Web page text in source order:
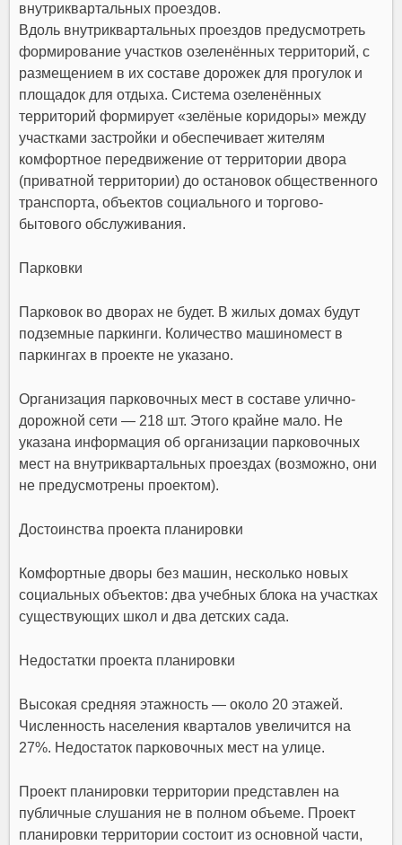
внутриквартальных проездов.
Вдоль внутриквартальных проездов предусмотреть
формирование участков озеленённых территорий, с
размещением в их составе дорожек для прогулок и
площадок для отдыха. Система озеленённых
территорий формирует «зелёные коридоры» между
участками застройки и обеспечивает жителям
комфортное передвижение от территории двора
(приватной территории) до остановок общественного
транспорта, объектов социального и торгово-
бытового обслуживания.
Парковки
Парковок во дворах не будет. В жилых домах будут
подземные паркинги. Количество машиномест в
паркингах в проекте не указано.
Организация парковочных мест в составе улично-
дорожной сети — 218 шт. Этого крайне мало. Не
указана информация об организации парковочных
мест на внутриквартальных проездах (возможно, они
не предусмотрены проектом).
Достоинства проекта планировки
Комфортные дворы без машин, несколько новых
социальных объектов: два учебных блока на участках
существующих школ и два детских сада.
Недостатки проекта планировки
Высокая средняя этажность — около 20 этажей.
Численность населения кварталов увеличится на
27%. Недостаток парковочных мест на улице.
Проект планировки территории представлен на
публичные слушания не в полном объеме. Проект
планировки территории состоит из основной части,